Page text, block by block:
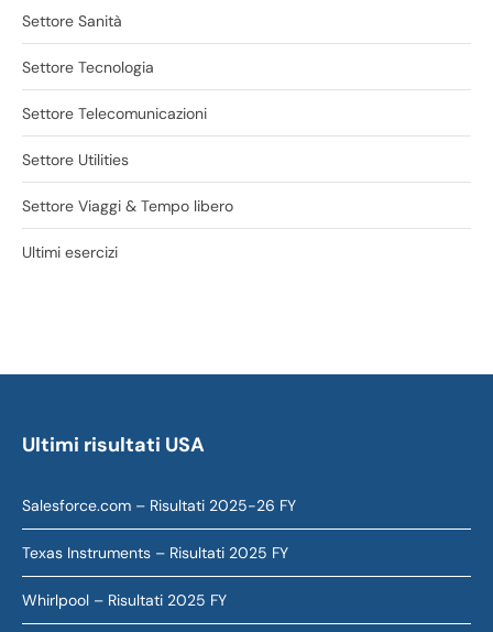
Settore Sanità
Settore Tecnologia
Settore Telecomunicazioni
Settore Utilities
Settore Viaggi & Tempo libero
Ultimi esercizi
Ultimi risultati USA
Salesforce.com – Risultati 2025-26 FY
Texas Instruments – Risultati 2025 FY
Whirlpool – Risultati 2025 FY